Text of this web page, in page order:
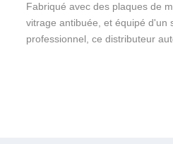
Fabriqué avec des plaques de
vitrage antibuée, et équipé d'un
professionnel, ce distributeur